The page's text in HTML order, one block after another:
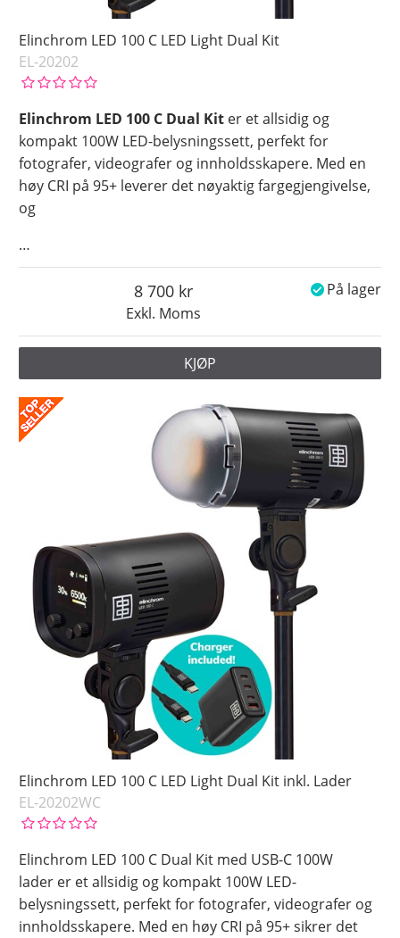
Elinchrom LED 100 C LED Light Dual Kit
EL-20202
Elinchrom LED 100 C Dual Kit er et allsidig og
kompakt 100W LED-belysningssett, perfekt for
fotografer, videografer og innholdsskapere. Med en
høy CRI på 95+ leverer det nøyaktig fargegjengivelse,
og
…
Exkl. Moms
8 700 På lager
KJØP
Elinchrom LED 100 C LED Light Dual Kit inkl. Lader
EL-20202WC
Elinchrom LED 100 C Dual Kit med USB-C 100W
lader er et allsidig og kompakt 100W LED-
belysningssett, perfekt for fotografer, videografer og
innholdsskapere. Med en høy CRI på 95+ sikrer det